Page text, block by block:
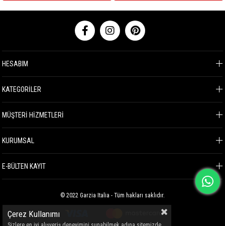
HESABIM
KATEGORİLER
MÜŞTERİ HİZMETLERİ
KURUMSAL
E-BÜLTEN KAYIT
© 2022 Garzia Italia - Tüm hakları saklıdır.
Çerez Kullanımı